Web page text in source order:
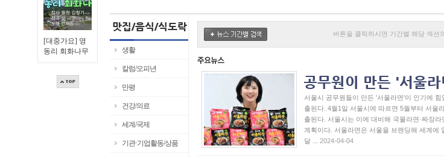
[대중가요] 영
동리 회화나무
생활
칼럼/오피년
만평
건강/의료
세계/국제
기관·기업활동/상품
버튼을 클릭하시면 기간별 해당 섹션
서울시 공무원들이 만든 '서울라면'이 인기에
출된다. 4월1일 서울시에 따르면 5월부터 서울
출된다. 서울시는 이에 대비해 국물라면·짜장
계획이다. 서울라면은 서울을 브랜딩해 세계에
달 ...
2024-04-04